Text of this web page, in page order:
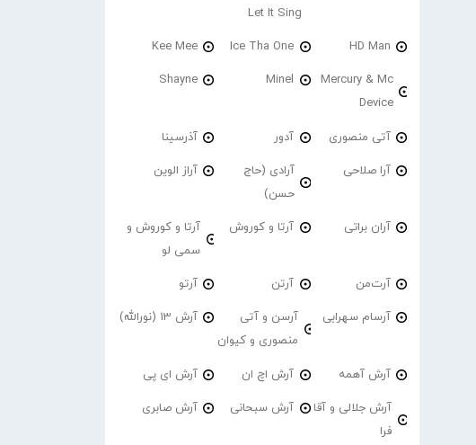
Let It Sing
HD Man
Ice Tha One
Kee Mee
Mercury & Mc
Device
Minel
Shayne
آتی منصوری آدور آذرسینا
آرا صلاحی
آرادی (حاج
حسن)
آراز الوین
آران براتی آرتا و کوروش
آرتا و کوروش و
سمی لو
آرت‌من آرتن آرتو
آرسام سهرابی
آرسن و آتی
منصوری و کیوان
آرش 13 (نورالله)
آرش آهمه آرش اچ ان آرش ای پی
آرش جلالی و آقا
فرا
آرش سبحانی آرش صابری